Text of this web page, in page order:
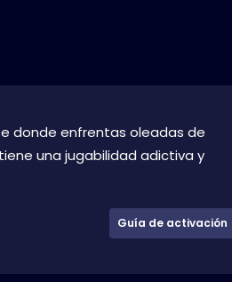
donde enfrentas oleadas de
una jugabilidad adictiva y
Guía de activación